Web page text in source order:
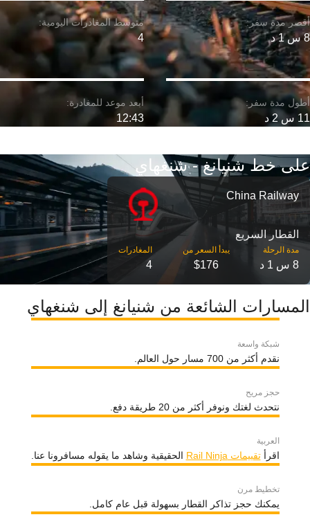
8 س 1 د
11 س 2 د
4
12:43
على خط شنيانغ - شنغهاي
China Railway
القطار السريع
مدة الرحلة
8 س 1 د
‎يبدأ السعر من
$176
4
المسارات الشائعة من شنيانغ إلى شنغهاي
شبكة واسعة
نقدم أكثر من 700 مسار حول العالم.
حجز مريح
نتحدث لغتك ونوفر أكثر من 20 طريقة دفع.
العربية
اقرأتقييمات Rail Ninja الحقيقية وشاهد ما يقوله مسافرونا عنا.
تخطيط مرن
يمكنك حجز تذاكر القطار بسهولة قبل عام كامل.